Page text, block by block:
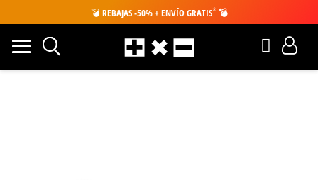
💣 REBAJAS -50% + ENVÍO GRATIS* 💣